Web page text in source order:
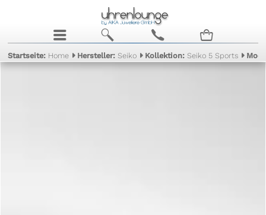
j b c n
Startseite: Home Hersteller:Seiko Kollektion:Seiko 5 Sports